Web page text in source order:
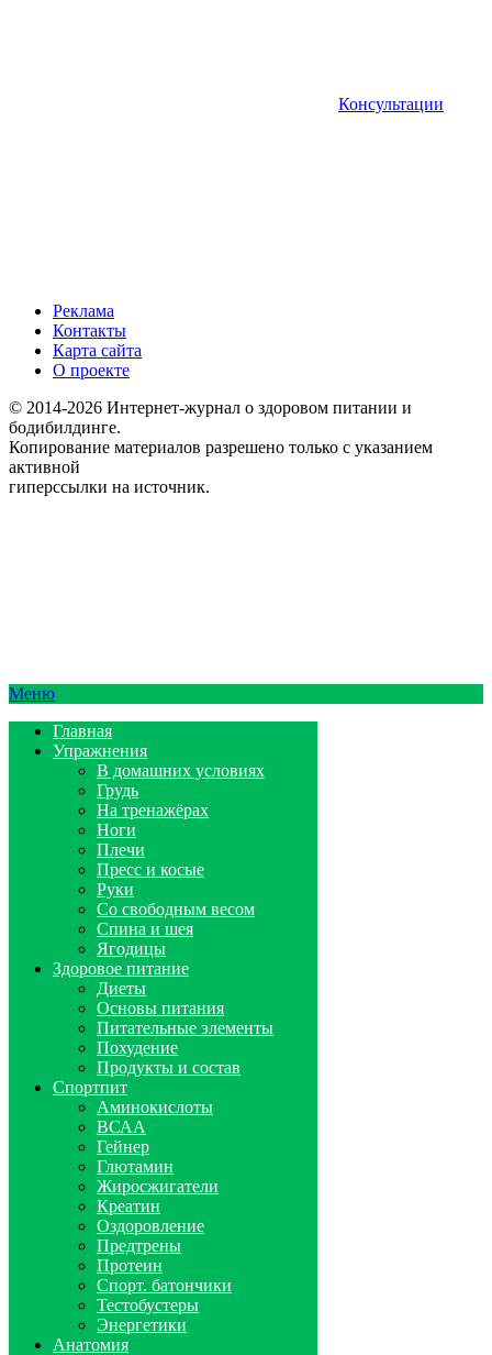
Консультации
Реклама
Контакты
Карта сайта
О проекте
© 2014-2026 Интернет-журнал о здоровом питании и
бодибилдинге.
Копирование материалов разрешено только с указанием
активной
гиперссылки на источник.
Меню
Главная
Упражнения
В домашних условиях
Грудь
На тренажёрах
Ноги
Плечи
Пресс и косые
Руки
Со свободным весом
Спина и шея
Ягодицы
Здоровое питание
Диеты
Основы питания
Питательные элементы
Похудение
Продукты и состав
Спортпит
Аминокислоты
ВСАА
Гейнер
Глютамин
Жиросжигатели
Креатин
Оздоровление
Предтрены
Протеин
Спорт. батончики
Тестобустеры
Энергетики
Анатомия